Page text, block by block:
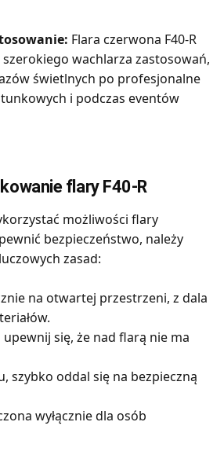
Flara czerwona F40-R
wachlarza zastosowań,
świetlnych po profesjonalne
i podczas eventów
flary F40-R
możliwości flary
bezpieczeństwo, należy
zasad:
na otwartej przestrzeni, z dala
się, że nad flarą nie ma
szybko oddal się na bezpieczną
wyłącznie dla osób